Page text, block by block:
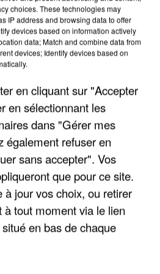
SUPPOSÉS DE LA DZ
ALGÉRIE
choices. These technologies may
IP address and browsing data to offer
devices based on information actively
data; Match and combine data from
devices; Identify devices based on
en cliquant sur "Accepter
en sélectionnant les
dans "Gérer mes
également refuser en
sans accepter". Vos
que pour ce site.
à jour vos choix, ou retirer
tout moment via le lien
en bas de chaque